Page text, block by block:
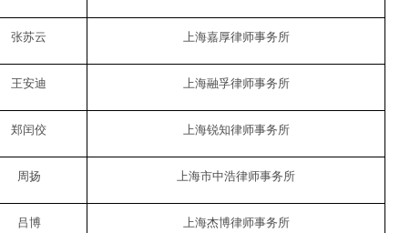
张苏云 上海嘉厚律师事务所
王安迪 上海融孚律师事务所
郑闰佼 上海锐知律师事务所
周扬 上海市中浩律师事务所
吕博 上海杰博律师事务所